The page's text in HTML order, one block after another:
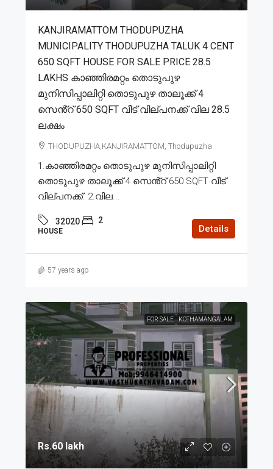
KANJIRAMATTOM THODUPUZHA
MUNICIPALITY THODUPUZHA TALUK 4 CENT
650 SQFT HOUSE FOR SALE PRICE 28.5
LAKHS കാഞ്ഞിരമറ്റം തൊടുപുഴ
മുനിസിപ്പാലിറ്റി തൊടുപുഴ താലൂക്ക് 4
സെൻ്റ് 650 SQFT വീട് വില്പനക്ക് വില 28.5
ലക്ഷം
THODUPUZHA,KANJIRAMATTOM, Thodupuzha
1.കാഞ്ഞിരമറ്റം തൊടുപുഴ മുനിസിപ്പാലിറ്റി
തൊടുപുഴ താലൂക്ക് 4 സെൻ്റ് 650 SQFT വീട്
വില്പനക്ക്. 2.വില...
32020 2
HOUSE Details
57 years ago
FOR SALE KOTHAMANGALAM
Rs.60 lakh